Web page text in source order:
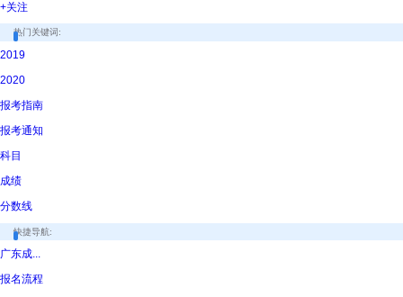
+关注
热门关键词:
2019
2020
报考指南
报考通知
科目
成绩
分数线
快捷导航:
广东成...
报名流程